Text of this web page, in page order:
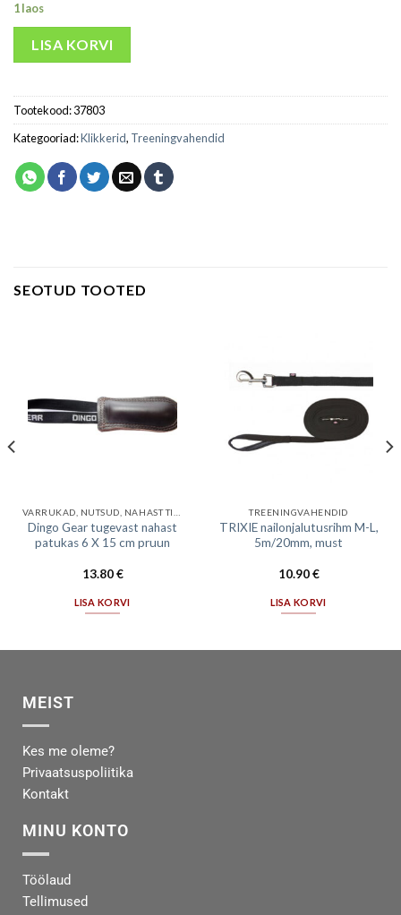
1 laos
LISA KORVI
Tootekood:37803
Kategooriad:Klikkerid, Treeningvahendid
SEOTUD TOOTED
Dingo Gear tugevast nahast
patukas 6 X 15 cm pruun
13.80€
LISA KORVI
TREENINGVAHENDID
TRIXIE nailonjalutusrihm M-L,
5m/20mm, must
10.90€
LISA KORVI
MEIST
Kes me oleme?
Privaatsuspoliitika
Kontakt
MINU KONTO
Töölaud
Tellimused